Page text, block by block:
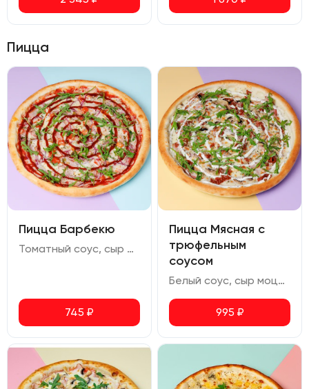
Пицца
Пицца Барбекю
Томатный соус, сыр моцарелла, курица копченая, бекон, лук маринованный, помидор, халапеньо, соус барбекю, руккола
745 ₽
Пицца Мясная с
трюфельным
соусом
Белый соус, сыр моцарелла, бекон, свиной окорок, шампиньоны, томаты вяленые, соус сливочно-трюфельный, руккола
995 ₽